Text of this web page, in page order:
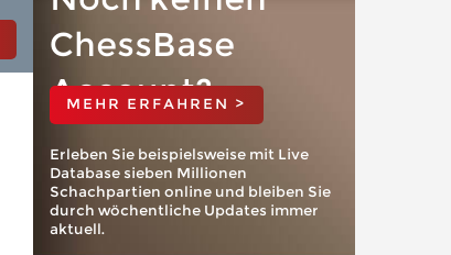
ChessBase
Account?
MEHR ERFAHREN >
Erleben Sie beispielsweise mit Live
Database sieben Millionen
Schachpartien online und bleiben Sie
durch wöchentliche Updates immer
aktuell.